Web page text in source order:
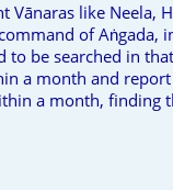
like Neela,
of
to be searched in
a month and
a month, finding